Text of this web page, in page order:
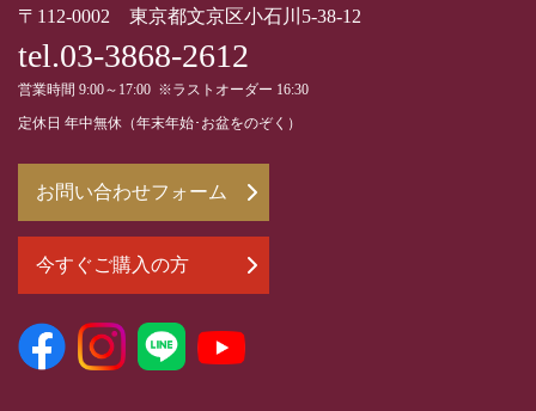
〒112-0002 東京都文京区小石川5-38-12
tel.03-3868-2612
営業時間 9:00～17:00 ※ラストオーダー 16:30
定休日 年中無休（年末年始･お盆をのぞく）
お問い合わせフォーム
今すぐご購入の方